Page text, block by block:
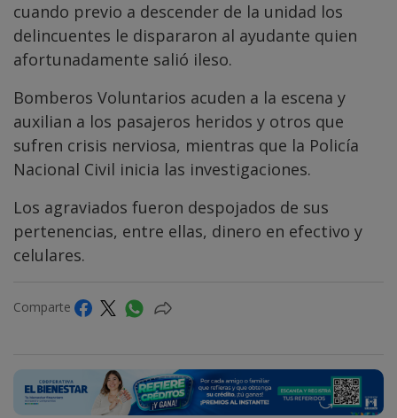
cuando previo a descender de la unidad los
delincuentes le dispararon al ayudante quien
afortunadamente salió ileso.
Bomberos Voluntarios acuden a la escena y
auxilian a los pasajeros heridos y otros que
sufren crisis nerviosa, mientras que la Policía
Nacional Civil inicia las investigaciones.
Los agraviados fueron despojados de sus
pertenencias, entre ellas, dinero en efectivo y
celulares.
Comparte